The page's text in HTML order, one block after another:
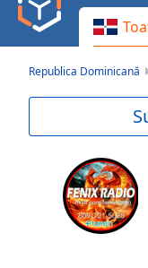
Backward
Skip
Current
Republica Dominicană